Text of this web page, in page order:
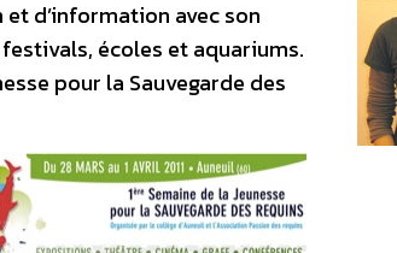
d’information avec son
écoles et aquariums.
pour la Sauvegarde des